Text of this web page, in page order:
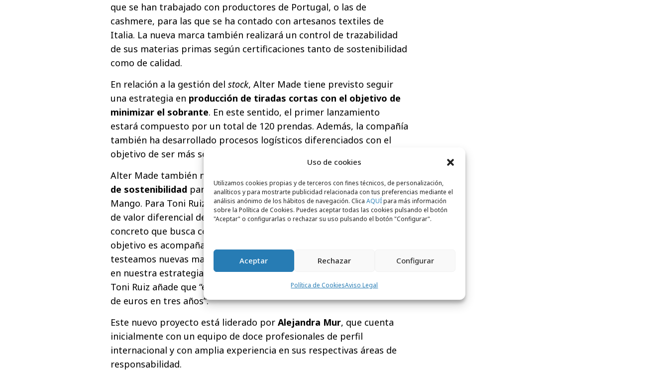
Uso de cookies
Utilizamos cookies propias y de terceros con fines técnicos, de personalización,
analíticos y para mostrarte publicidad relacionada con tus preferencias mediante el
análisis anónimo de los hábitos de navegación. Clica AQUÍpara más información
sobre la Política de Cookies. Puedes aceptar todas las cookies pulsando el botón
"Aceptar" o configurarlas o rechazar su uso pulsando el botón "Configurar".
Aceptar Rechazar Configurar
Política de CookiesAviso Legal
que se han trabajado con productores de Portugal, o las de
cashmere, para las que se ha contado con artesanos textiles de
Italia. La nueva marca también realizará un control de trazabilidad
de sus materias primas según certificaciones tanto de sostenibilidad
como de calidad.
En relación a la gestión del stock, Alter Made tiene previsto seguir
una estrategia en producción de tiradas cortas con el objetivo de
minimizar el sobrante. En este sentido, el primer lanzamiento
estará compuesto por un total de 120 prendas. Además, la compañía
también ha desarrollado procesos logísticos diferenciados con el
objetivo de ser más sostenibles.
Alter Made también nace con la vocación de servir como
de sostenibilidad para seguir mejorando todos los procesos de
Mango. Para Toni Ruiz, CEO de Mango, “Alter Made es una apuesta
de valor diferencial del Grupo Mango que va dirigida a un público
concreto que busca consumir de manera responsable. Nuestro
objetivo es acompañar esta tendencia a la par que aprendemos y
testeamos nuevas maneras de trabajar, que nos permitirán avanzar
en nuestra estrategia global de sostenibilidad”. A nivel de negocio,
Toni Ruiz añade que “el objetivo es que la marca facture 25 millones
de euros en tres años”.
Este nuevo proyecto está liderado por Alejandra Mur, que cuenta
inicialmente con un equipo de doce profesionales de perfil
internacional y con amplia experiencia en sus respectivas áreas de
responsabilidad.